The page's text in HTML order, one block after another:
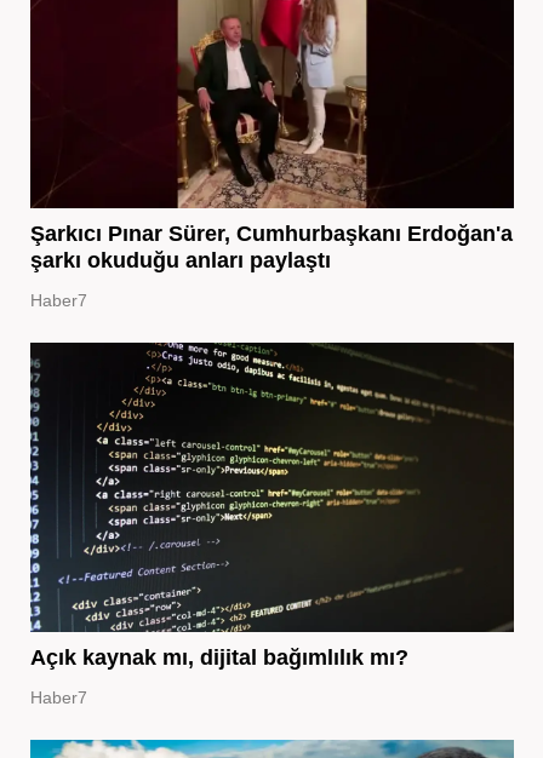
Şarkıcı Pınar Sürer, Cumhurbaşkanı Erdoğan'a
şarkı okuduğu anları paylaştı
Haber7
Açık kaynak mı, dijital bağımlılık mı?
Haber7